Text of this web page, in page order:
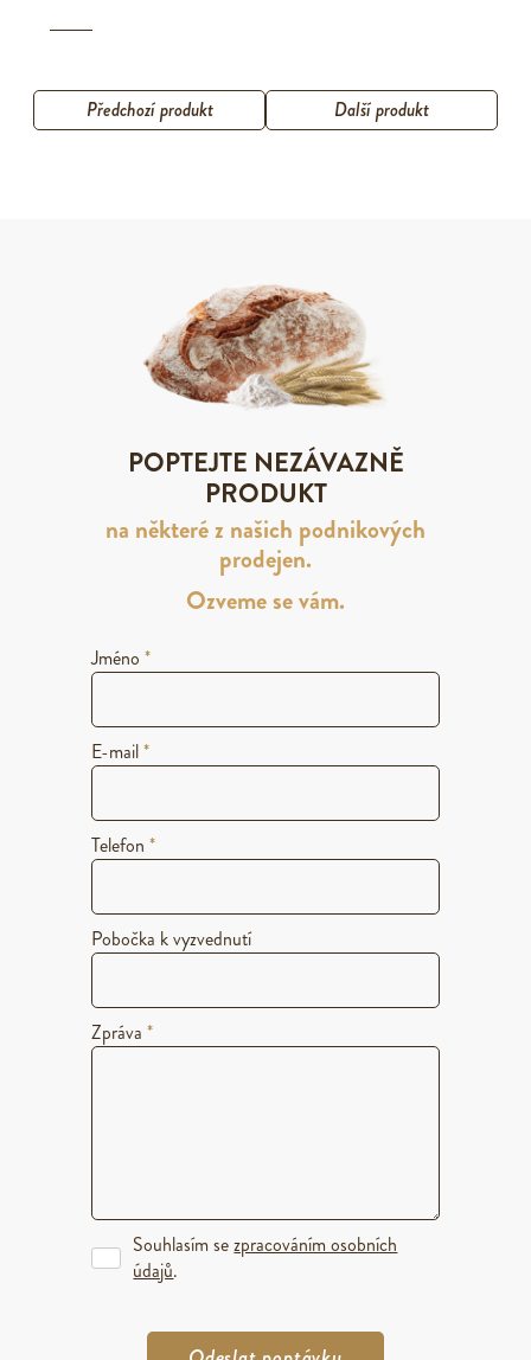
Předchozí produkt Další produkt
POPTEJTE NEZÁVAZNĚ
PRODUKT
na některé z našich podnikových
prodejen.
Ozveme se vám.
Jméno *
E-mail*
Telefon *
Pobočka k vyzvednutí
Zpráva *
Souhlasím sezpracováním osobních
údajů.